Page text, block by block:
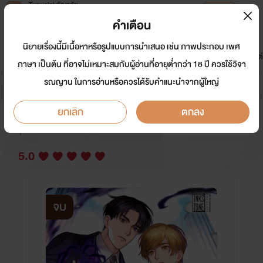
Tunwalai ธัญวลัย
หน้าแรก นิยาย อีบุ๊ก การ์ตูน
มาใหม่
ดรีมแชท ธัญลิสต์
Trace of the sun รอยเงาใต้ตะวัน
นักเขียน: Ink Stone_Y
Y
5.0
จบ
คำเตือน
นิยายเรื่องนี้มีเนื้อหาหรือรูปแบบการนำเสนอ เช่น ภาพประกอบ เพศ
ภาษา เป็นต้น ที่อาจไม่เหมาะสมกับผู้อ่านที่อายุต่ำกว่า 18 ปี ควรใช้วิจา
รณญาน ในการอ่านหรือควรได้รับคำแนะนำจากผู้ใหญ่
ยกเลิก ตกลง